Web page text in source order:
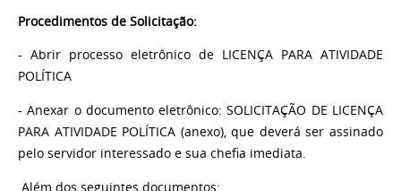
Procedimentos de Solicitação:
- Abrir processo eletrônico de LICENÇA PARA ATIVIDADE
POLÍTICA
- Anexar o documento eletrônico: SOLICITAÇÃO DE LICENÇA
PARA ATIVIDADE POLÍTICA (anexo), que deverá ser assinado
pelo servidor interessado e sua chefia imediata.
Além dos seguintes documentos: